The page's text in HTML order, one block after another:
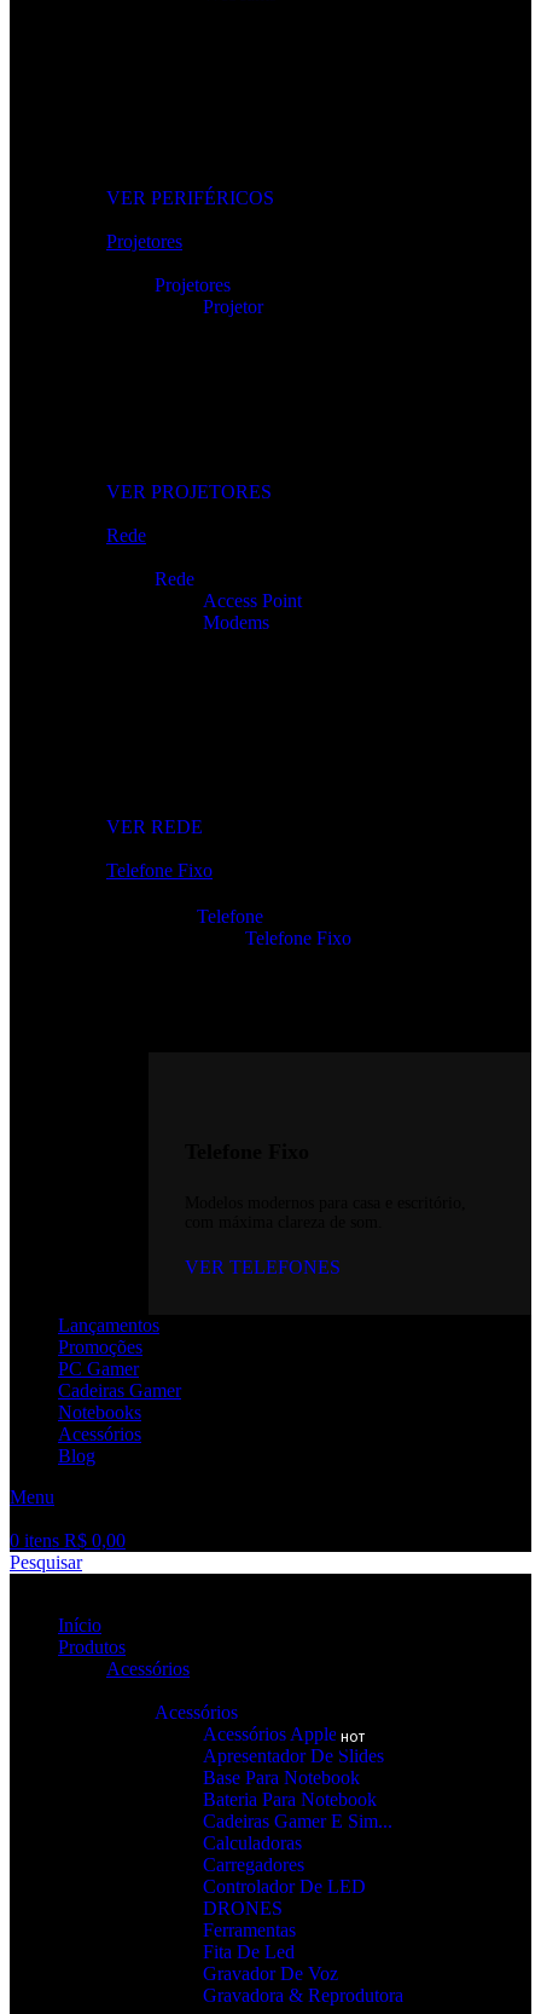
VER PERIFÉRICOS
Projetores
Projetores
Projetor
VER PROJETORES
Rede
Rede
Access Point
Modems
VER REDE
Telefone Fixo
Telefone
Telefone Fixo
VER TELEFONES
Lançamentos
Promoções
PC Gamer
Cadeiras Gamer
Notebooks
Acessórios
Blog
Menu
0 itens R$ 0,00
Pesquisar
Início
Produtos
Acessórios
Acessórios
Acessórios Apple
Apresentador De Slides
Base Para Notebook
HOT
Bateria Para Notebook
Cadeiras Gamer E Sim...
Calculadoras
Carregadores
Controlador De LED
DRONES
Ferramentas
Fita De Led
Gravador De Voz
Gravadora & Reprodutora